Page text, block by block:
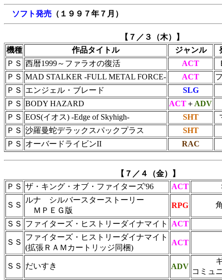
ソフト発売 （１９９７年７月）
【７／３（木）】
機種
作品タイトル ジャンル
ＰＳ 西暦1999～ファラオの復活 ACT
ＰＳ MAD STALKER -FULL METAL FORCE- ACT
ＰＳ エンジェル・ブレード
SLG
ＰＳ BODY HAZARD ACT＋ ADV
ＰＳ EOS(イオス) -Edge of Skyhigh- SHT
ＰＳ 沙羅曼蛇デラックスパックプラス
SHT
ＰＳ オーバードライビンII RAC
【７／４（金）】
ＰＳ ザ・キング・オブ・ファイターズ'96 ACT
ＳＳ
ルナ シルバースターストーリー
ＭＰＥＧ版
RPG
ＳＳ ファイターズ・ヒストリーダイナマイト ACT
ＳＳ
ファイターズ・ヒストリーダイナマイト
(拡張ＲＡＭカートリッジ同梱)
ACT
ＳＳ だいすき ADV
コミュ